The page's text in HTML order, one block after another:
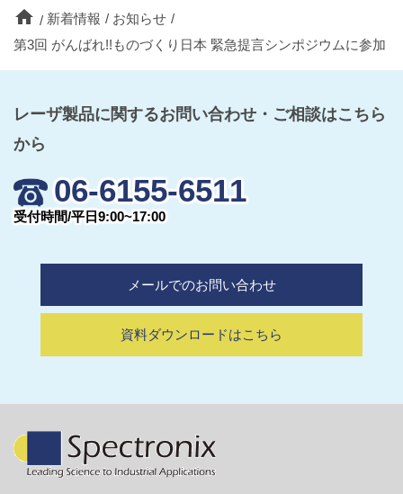
home 新着情報
お知らせ
第3回 がんばれ!!ものづくり日本 緊急提言シンポジウムに参加
レーザ製品に関するお問い合わせ・ご相談はこちら
から
06-6155-6511
受付時間/平日9:00~17:00
メールでのお問い合わせ
資料ダウンロードはこちら